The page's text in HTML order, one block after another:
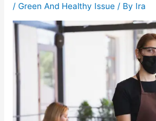
/Green And Healthy Issue / By Ira